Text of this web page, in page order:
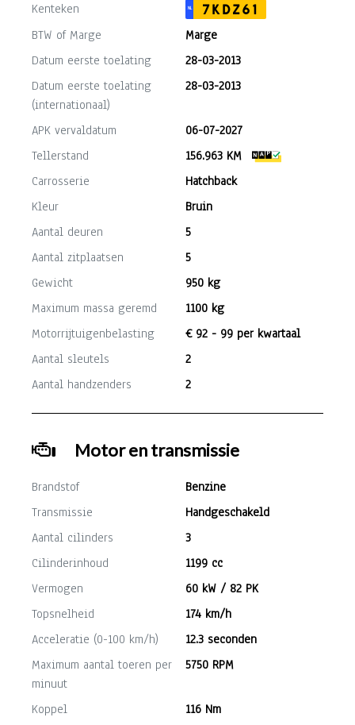
Kenteken NL
7KDZ61
BTW of Marge
Marge
Datum eerste toelating
28-03-2013
Datum eerste toelating
(internationaal)
28-03-2013
APK vervaldatum
06-07-2027
Tellerstand
156.963 KM
Carrosserie
Hatchback
Kleur
Bruin
Aantal deuren
5
Aantal zitplaatsen
5
Gewicht
950 kg
Maximum massa geremd
1100 kg
Motorrijtuigenbelasting
€ 92 - 99 per kwartaal
Aantal sleutels
2
Aantal handzenders
2
Motor en transmissie
Brandstof
Benzine
Transmissie
Handgeschakeld
Aantal cilinders
3
Cilinderinhoud
1199 cc
Vermogen
60 kW / 82 PK
Topsnelheid
174 km/h
Acceleratie (0-100 km/h)
12.3 seconden
Maximum aantal toeren per
minuut
5750 RPM
Koppel
116 Nm